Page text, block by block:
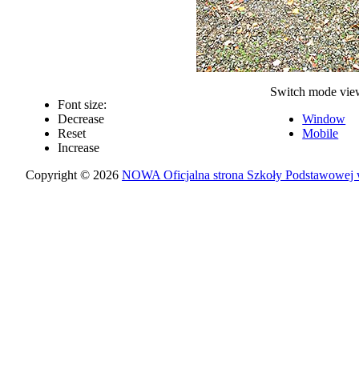
Font size:
Decrease
Reset
Increase
Switch mode
Window
Mobile
Copyright © 2026NOWA Oficjalna strona Szkoły